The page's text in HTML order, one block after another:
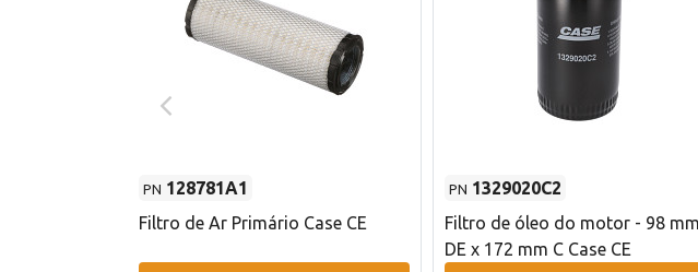
PN 128781A1
Filtro de Ar Primário Case CE
PN 1329020C2
Filtro de óleo do motor - 98 mm
DE x 172 mm C Case CE